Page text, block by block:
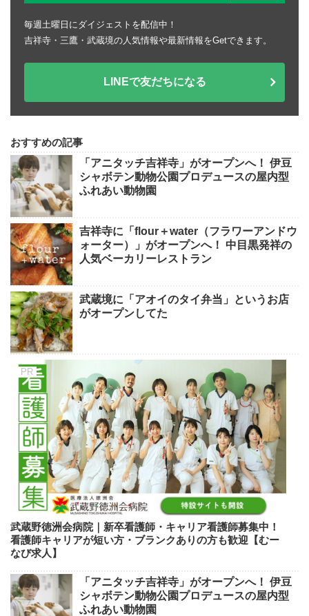
毎週土曜日にダイジェストを配信中！
吉祥寺・三鷹・武蔵境の人気情報や最新情報をGetできます。
LINEで友だちになる
おすすめの記事
「アニタッチ吉祥寺」がオープンへ！ 伊豆
シャボテン動物公園プロデュースの屋内型
ふれあい動物園
吉祥寺に「flour＋water（フラワーアンドウ
ォーター）」がオープンへ！ 中目黒発祥の
人気ベーカリーレストラン
武蔵境に「アオイのタイ弁当」というお店
がオープンしてた
武蔵野徳洲会病院｜新卒看護師・キャリア看護師募集中！
看護師キャリアが短い方・ブランクありの方も歓迎【むー
なび求人】
「アニタッチ吉祥寺」がオープンへ！ 伊豆
シャボテン動物公園プロデュースの屋内型
ふれあい動物園